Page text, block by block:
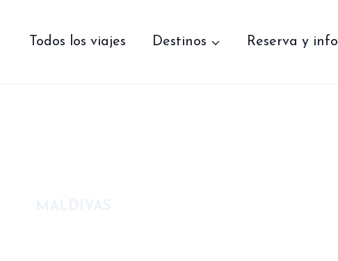
contenidoTodos los viajes Destinos Reserva y info